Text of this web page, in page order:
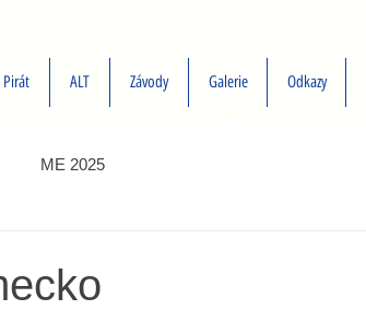
Pirát ALT Závody Galerie Odkazy
ME 2025